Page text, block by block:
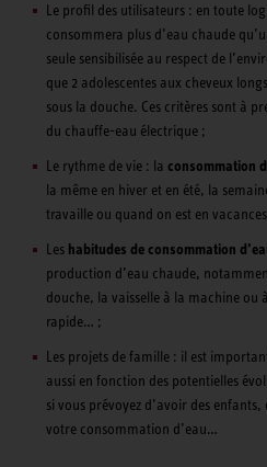
Le profil des utilisateurs : en toute
consommera plus d’eau chaude
seule sensibilisée au respect de
que 2 adolescentes aux cheveux
sous la douche. Ces critères sont à
du chauffe-eau électrique ;
Le rythme de vie : la consommation
la même en hiver et en été, la
travaille ou quand on est en
Les habitudes de consommation
production d’eau chaude,
douche, la vaisselle à la machine
rapide… ;
Les projets de famille : il est
aussi en fonction des potentielles
si vous prévoyez d’avoir des
votre consommation d’eau…